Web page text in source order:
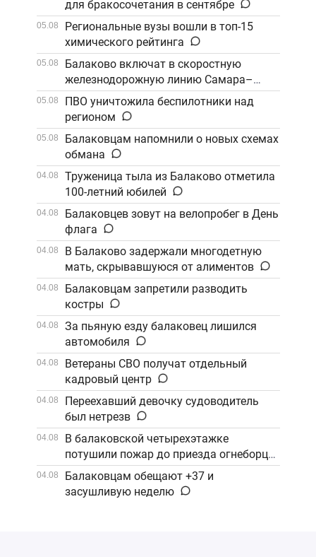
для бракосочетания в сентябре
05.08
Региональные вузы вошли в топ-15
химического рейтинга
05.08
Балаково включат в скоростную
железнодорожную линию Самара–
Саратов
05.08
ПВО уничтожила беспилотники над
регионом
05.08
Балаковцам напомнили о новых схемах
обмана
04.08
Труженица тыла из Балаково отметила
100-летний юбилей
04.08
Балаковцев зовут на велопробег в День
флага
04.08
В Балаково задержали многодетную
мать, скрывавшуюся от алиментов
04.08
Балаковцам запретили разводить
костры
04.08
За пьяную езду балаковец лишился
автомобиля
04.08
Ветераны СВО получат отдельный
кадровый центр
04.08
Переехавший девочку судоводитель
был нетрезв
04.08
В балаковской четырехэтажке
потушили пожар до приезда огнеборцев
04.08
Балаковцам обещают +37 и
засушливую неделю